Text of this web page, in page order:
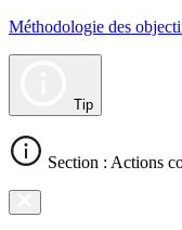
Méthodologie des
Tip
Section : Actions